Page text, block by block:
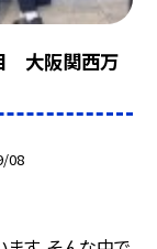
大阪関西万
08